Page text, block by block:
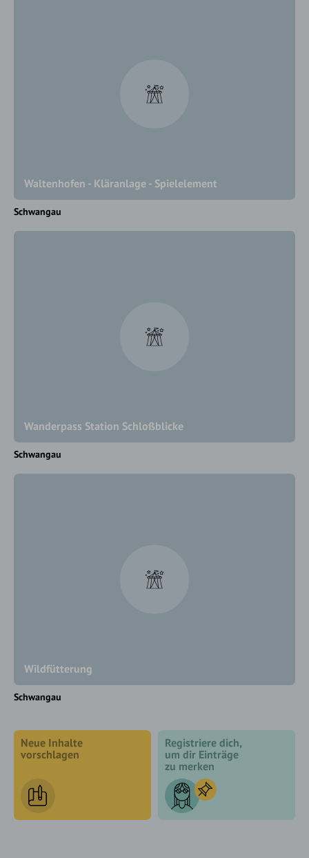
Waltenhofen - Kläranlage - Spielelement
Schwangau
Wanderpass Station Schloßblicke
Schwangau
Wildfütterung
Schwangau
Neue Inhalte
vorschlagen
Registriere dich,
um dir Einträge
zu merken